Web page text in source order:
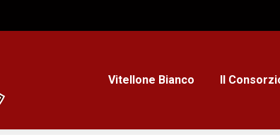
Vitellone Bianco Il